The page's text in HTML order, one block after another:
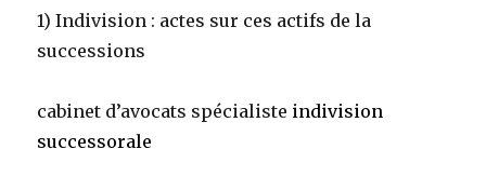
1) Indivision : actes sur ces actifs de la
successions
cabinet d’avocats spécialiste indivision
successorale